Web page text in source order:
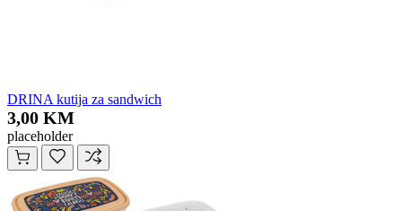
DRINA kutija za sandwich
3,00 KM
placeholder